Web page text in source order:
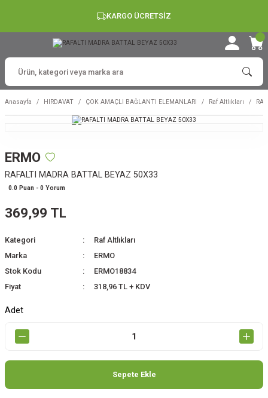
KARGO ÜCRETSİZ
Anasayfa HIRDAVAT ÇOK AMAÇLI BAĞLANTI ELEMANLARI Raf Altlıkları
ERMO
RAFALTI MADRA BATTAL BEYAZ 50X33
0.0 Puan - 0 Yorum
369,99 TL
Kategori
Raf Altlıkları
Marka
ERMO
Stok Kodu
ERMO18834
Fiyat
318,96 TL + KDV
Adet
Sepete Ekle